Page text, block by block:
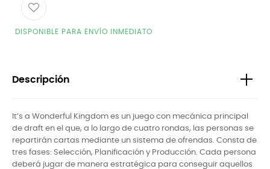
DISPONIBLE PARA ENVÍO INMEDIATO
Descripción
It’s a Wonderful Kingdom es un juego con mecánica principal
de draft en el que, a lo largo de cuatro rondas, las personas se
repartirán cartas mediante un sistema de ofrendas. Consta de
tres fases: Selección, Planificación y Producción. Cada persona
deberá jugar de manera estratégica para conseguir aquellos